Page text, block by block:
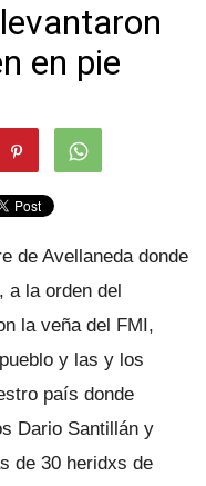
en pie
de Avellaneda donde
a la orden del
la veña del FMI,
y las y los
país donde
Dario Santillán y
de 30 heridxs de